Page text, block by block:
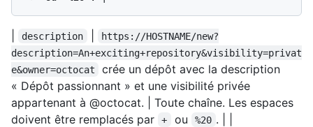
description
https://HOSTNAME/new?
description=An+exciting+repository&visibility=privat
e&owner=octocat
crée un dépôt avec la description
« Dépôt passionnant » et une visibilité privée
appartenant à @octocat. | Toute chaîne. Les espaces
doivent être remplacés par
+ ou %20 . | |